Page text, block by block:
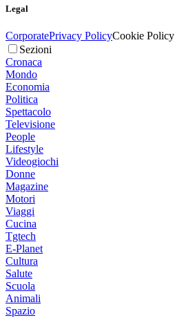
Legal
CorporatePrivacy PolicyCookie Policy
Sezioni
Cronaca
Mondo
Economia
Politica
Spettacolo
Televisione
People
Lifestyle
Videogiochi
Donne
Magazine
Motori
Viaggi
Cucina
Tgtech
E-Planet
Cultura
Salute
Scuola
Animali
Spazio